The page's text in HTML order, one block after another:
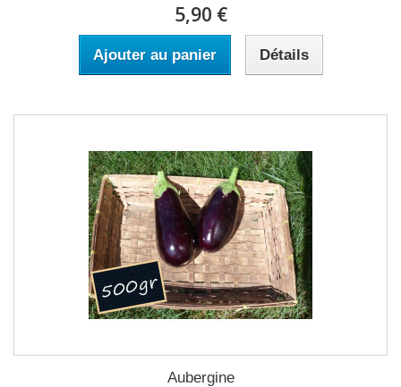
5,90 €
Ajouter au panier Détails
Aubergine